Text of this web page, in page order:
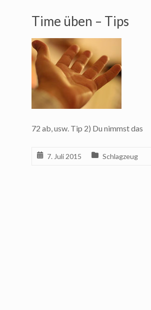
Time üben – Tips
72 ab, usw. Tip 2) Du nimmst das
7. Juli 2015 Schlagzeug